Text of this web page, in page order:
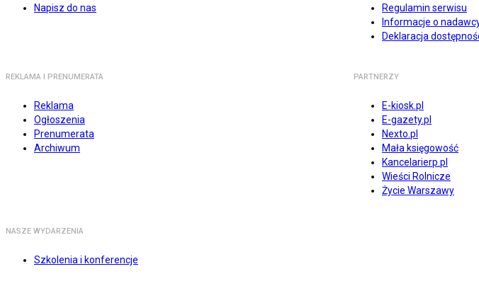
Napisz do nas
Regulamin serwisu
Informacje o
Deklaracja
REKLAMA I PRENUMERATA
Reklama
Ogłoszenia
Prenumerata
Archiwum
PARTNERZY
E-kiosk.pl
E-gazety.pl
Nexto.pl
Mała księgowość
Kancelarierp.pl
Wieści Rolnicze
Życie Warszawy
NASZE WYDARZENIA
Szkolenia i konferencje